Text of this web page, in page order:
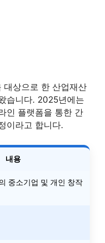
대상으로 한 산업재산
습니다. 2025년에는
인 플랫폼을 통한 간
이라고 합니다.
내용
중소기업 및 개인 창작